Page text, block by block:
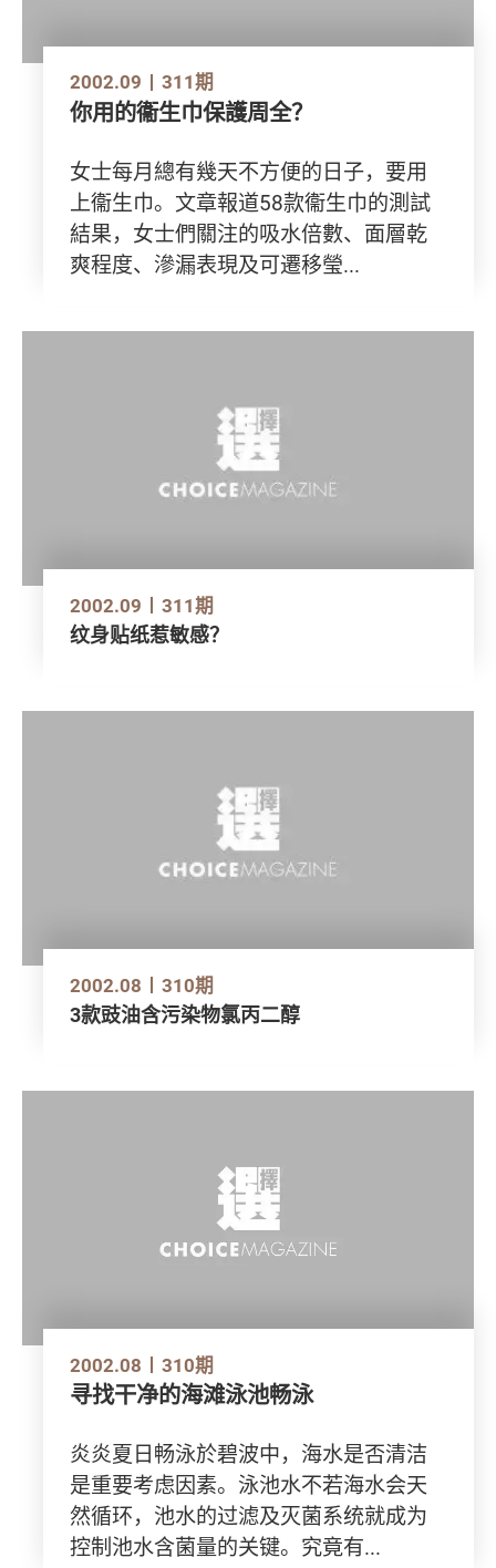
2002.09 311期
你用的衞生巾保護周全？
女士每月總有幾天不方便的日子，要用
上衞生巾。文章報道58款衞生巾的測試
結果，女士們關注的吸水倍數、面層乾
爽程度、滲漏表現及可遷移瑩...
2002.09 311期
纹身贴纸惹敏感？
2002.08 310期
3款豉油含污染物氯丙二醇
2002.08 310期
寻找干净的海滩泳池畅泳
炎炎夏日畅泳於碧波中，海水是否清洁
是重要考虑因素。泳池水不若海水会天
然循环，池水的过滤及灭菌系统就成为
控制池水含菌量的关键。究竟有...